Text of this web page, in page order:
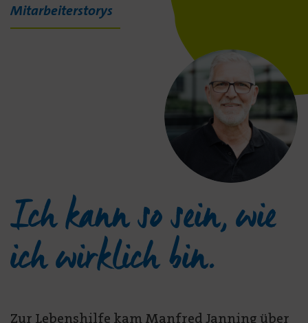
Mitarbeiterstorys
Ich kann so sein, wie
ich wirklich bin.
Zur Lebenshilfe kam Manfred Janning über